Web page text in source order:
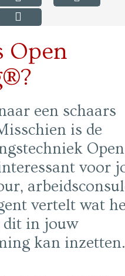
Open
een schaars
is de
Open
voor
vertelt wat
dit in jouw
kan inzetten.